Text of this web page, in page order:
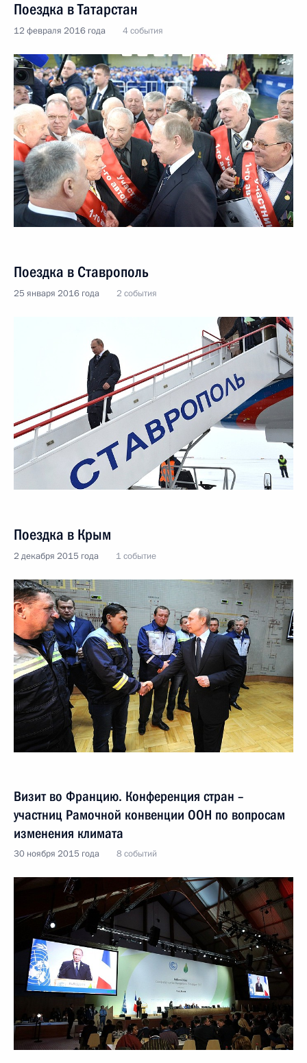
Поездка в Татарстан
12 февраля 2016 года 4 события
Поездка в Ставрополь
25 января 2016 года 2 события
Поездка в Крым
2 декабря 2015 года 1 событие
Визит во Францию. Конференция стран –
участниц Рамочной конвенции ООН по вопросам
изменения климата
30 ноября 2015 года 8 событий